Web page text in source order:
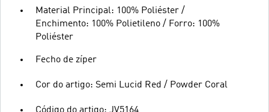
Material Principal: 100% Poliéster /
Enchimento: 100% Polietileno / Forro: 100%
Poliéster
Fecho de zíper
Cor do artigo: Semi Lucid Red / Powder Coral